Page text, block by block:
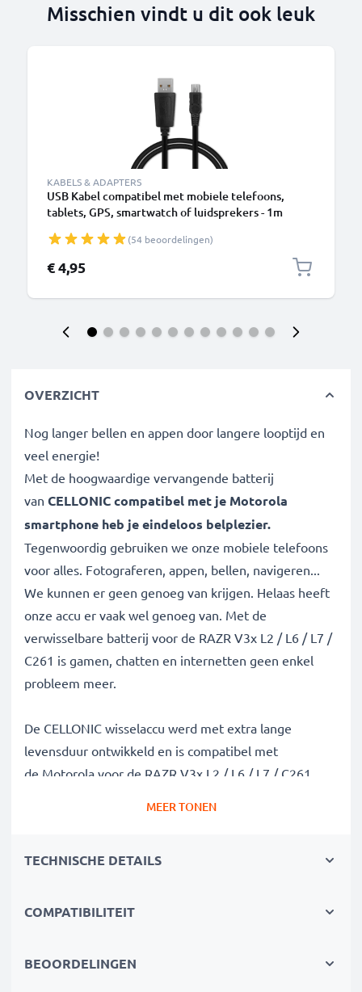
Misschien vindt u dit ook leuk
KABELS & ADAPTERS
USB Kabel compatibel met mobiele telefoons,
tablets, GPS, smartwatch of luidsprekers - 1m
(54 beoordelingen)
€ 4,95
OVERZICHT
Nog langer bellen en appen door langere looptijd en
veel energie!
Met de hoogwaardige vervangende batterij
van CELLONIC compatibel met je Motorola
smartphone heb je eindeloos belplezier.
Tegenwoordig gebruiken we onze mobiele telefoons
voor alles. Fotograferen, appen, bellen, navigeren...
We kunnen er geen genoeg van krijgen. Helaas heeft
onze accu er vaak wel genoeg van. Met de
verwisselbare batterij voor de RAZR V3x L2 / L6 / L7 /
C261 is gamen, chatten en internetten geen enkel
probleem meer.
De CELLONIC wisselaccu werd met extra lange
levensduur ontwikkeld en is compatibel met
de Motorola voor de RAZR V3x L2 / L6 / L7 / C261 .
✔100% compatibel met de
Motorola BC50 batterij
capaciteit van 700mAh
modernste lithiumtechnologie zonder memory effect
MEER TONEN
TECHNISCHE DETAILS
COMPATIBILITEIT
BEOORDELINGEN